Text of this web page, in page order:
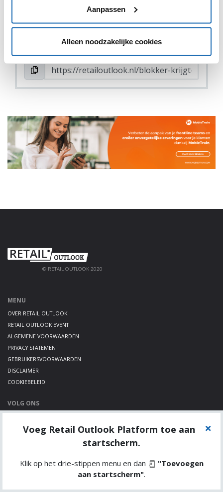
Aanpassen
Alleen noodzakelijke cookies
© RETAIL OUTLOOK 2020
MENU
OVER RETAIL OUTLOOK
RETAIL OUTLOOK EVENT
ALGEMENE VOORWAARDEN
PRIVACY STATEMENT
GEBRUIKERSVOORWAARDEN
DISCLAIMER
COOKIEBELEID
VOLG ONS
TWITTER
Voeg Retail Outlook Platform toe aan
startscherm.
Klik op het drie-stippen menu en dan
"Toevoegen
aan startscherm".